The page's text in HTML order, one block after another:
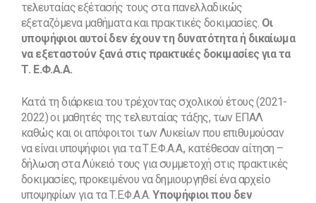
τελευταίας εξέτασής τους στα πανελλαδικώς
εξεταζόμενα μαθήματα και πρακτικές δοκιμασίες. Οι
υποψήφιοι αυτοί δεν έχουν τη δυνατότητα ή δικαίωμα
να εξεταστούν ξανά στις πρακτικές δοκιμασίες για τα
Τ. Ε.Φ.Α.Α.
Κατά τη διάρκεια του τρέχοντας σχολικού έτους (2021-
2022) οι μαθητές της τελευταίας τάξης, των ΕΠΑΛ
καθώς και οι απόφοιτοι των Λυκείων που επιθυμούσαν
να είναι υποψήφιοι για τα Τ.Ε.Φ.Α.Α., κατέθεσαν αίτηση –
δήλωση στα Λύκειό τους για συμμετοχή στις πρακτικές
δοκιμασίες, προκειμένου να δημιουργηθεί ένα αρχείο
υποψηφίων για τα Τ.Ε.Φ.Α.Α.Υποψήφιοι που δεν